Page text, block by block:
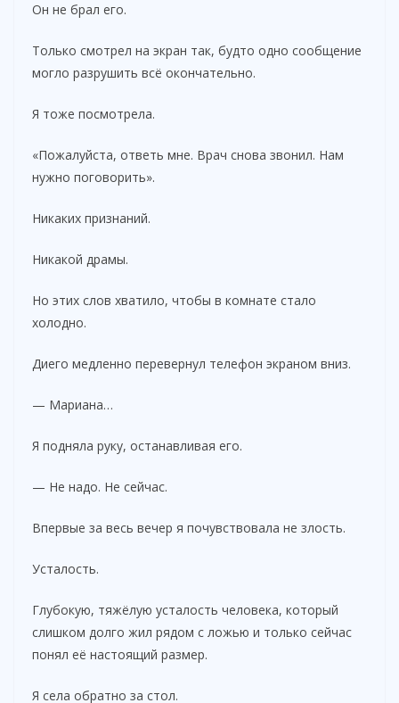
Он не брал его.
Только смотрел на экран так, будто одно сообщение
могло разрушить всё окончательно.
Я тоже посмотрела.
«Пожалуйста, ответь мне. Врач снова звонил. Нам
нужно поговорить».
Никаких признаний.
Никакой драмы.
Но этих слов хватило, чтобы в комнате стало
холодно.
Диего медленно перевернул телефон экраном вниз.
— Мариана…
Я подняла руку, останавливая его.
— Не надо. Не сейчас.
Впервые за весь вечер я почувствовала не злость.
Усталость.
Глубокую, тяжёлую усталость человека, который
слишком долго жил рядом с ложью и только сейчас
понял её настоящий размер.
Я села обратно за стол.